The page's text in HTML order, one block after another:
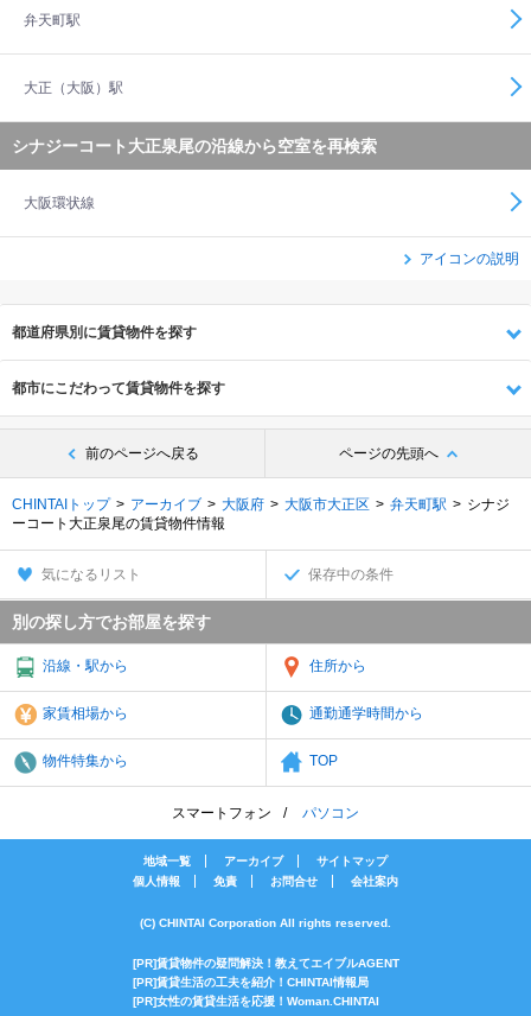
弁天町駅
大正（大阪）駅
シナジーコート大正泉尾の沿線から空室を再検索
大阪環状線
アイコンの説明
都道府県別に賃貸物件を探す
都市にこだわって賃貸物件を探す
前のページへ戻る ページの先頭へ
CHINTAIトップ アーカイブ 大阪府 大阪市大正区 弁天町駅
シナジ
ーコート大正泉尾の賃貸物件情報
気になるリスト 保存中の条件
別の探し方でお部屋を探す
沿線・駅から 住所から
家賃相場から 通勤通学時間から
物件特集から TOP
スマートフォン パソコン
地域一覧 アーカイブ
サイトマップ
個人情報
免責 お問合せ 会社案内
(C) CHINTAI Corporation All rights reserved.
[PR]賃貸物件の疑問解決！教えてエイブルAGENT
[PR]賃貸生活の工夫を紹介！CHINTAI情報局
[PR]女性の賃貸生活を応援！Woman.CHINTAI